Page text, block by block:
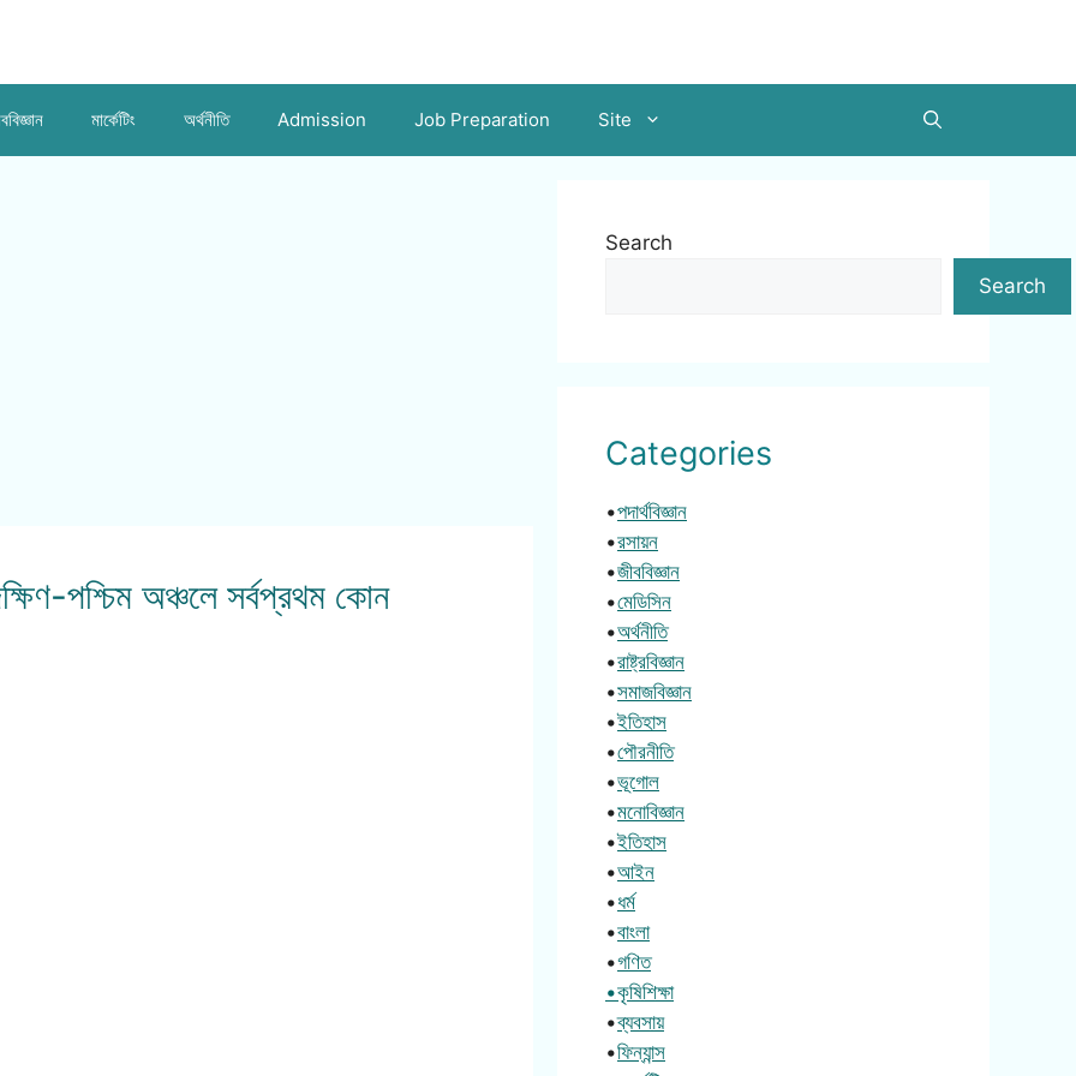
মার্কেটিং অর্থনীতি Admission Job Preparation Site
পশ্চিম অঞ্চলে সর্বপ্রথম কোন
Search
Search
Categories
•পদার্থবিজ্ঞান
•রসায়ন
•জীববিজ্ঞান
•মেডিসিন
•অর্থনীতি
•রাষ্ট্রবিজ্ঞান
•সমাজবিজ্ঞান
•ইতিহাস
•পৌরনীতি
•ভূগোল
•মনোবিজ্ঞান
•ইতিহাস
•আইন
•ধর্ম
•বাংলা
•গণিত
•কৃষিশিক্ষা
•ব্যবসায়
•ফিন্যান্স